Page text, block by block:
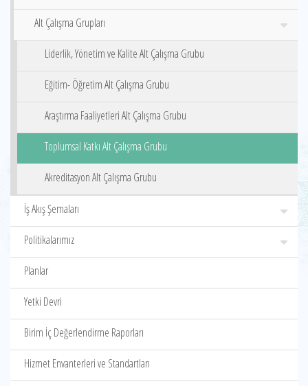
Alt Çalışma Grupları
Liderlik, Yönetim ve Kalite Alt Çalışma Grubu
Eğitim- Öğretim Alt Çalışma Grubu
Araştırma Faaliyetleri Alt Çalışma Grubu
Toplumsal Katkı Alt Çalışma Grubu
Akreditasyon Alt Çalışma Grubu
İş Akış Şemaları
Politikalarımız
Planlar
Yetki Devri
Birim İç Değerlendirme Raporları
Hizmet Envanterleri ve Standartları